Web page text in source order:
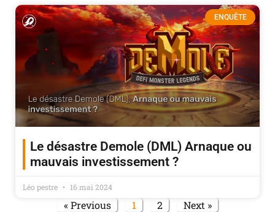
ENQUÊTE
Le désastre Demole (DML) Arnaque ou
mauvais investissement ?
Léo pestre 16 mai 2024
« Previous 1 2 Next »